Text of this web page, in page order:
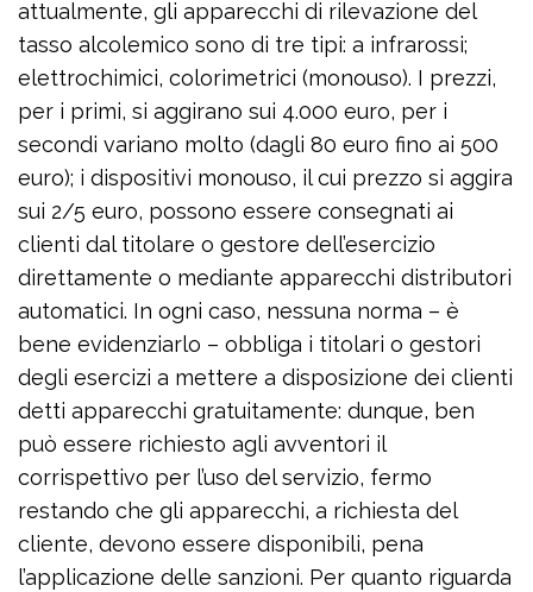
attualmente, gli apparecchi di rilevazione del
tasso alcolemico sono di tre tipi: a infrarossi;
elettrochimici, colorimetrici (monouso). I prezzi,
per i primi, si aggirano sui 4.000 euro, per i
secondi variano molto (dagli 80 euro fino ai 500
euro); i dispositivi monouso, il cui prezzo si aggira
sui 2/5 euro, possono essere consegnati ai
clienti dal titolare o gestore dell’esercizio
direttamente o mediante apparecchi distributori
automatici. In ogni caso, nessuna norma – è
bene evidenziarlo – obbliga i titolari o gestori
degli esercizi a mettere a disposizione dei clienti
detti apparecchi gratuitamente: dunque, ben
può essere richiesto agli avventori il
corrispettivo per l’uso del servizio, fermo
restando che gli apparecchi, a richiesta del
cliente, devono essere disponibili, pena
l’applicazione delle sanzioni. Per quanto riguarda